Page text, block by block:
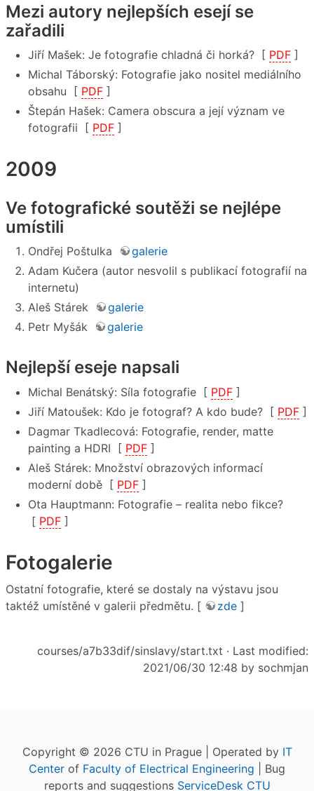
Mezi autory nejlepších esejí se
zařadili
Jiří Mašek: Je fotografie chladná či horká? [ PDF ]
Michal Táborský: Fotografie jako nositel mediálního
obsahu [ PDF ]
Štepán Hašek: Camera obscura a její význam ve
fotografii [ PDF ]
2009
Ve fotografické soutěži se nejlépe
umístili
Ondřej Poštulka
galerie
Adam Kučera (autor nesvolil s publikací fotografií na
internetu)
Aleš Stárek
galerie
Petr Myšák
galerie
Nejlepší eseje napsali
Michal Benátský: Síla fotografie [ PDF ]
Jiří Matoušek: Kdo je fotograf? A kdo bude? [ PDF ]
Dagmar Tkadlecová: Fotografie, render, matte
painting a HDRI [ PDF ]
Aleš Stárek: Množství obrazových informací
moderní době [ PDF ]
Ota Hauptmann: Fotografie – realita nebo fikce?
[ PDF ]
Fotogalerie
Ostatní fotografie, které se dostaly na výstavu jsou
taktéž umístěné v galerii předmětu. [
zde ]
courses/a7b33dif/sinslavy/start.txt · Last modified:
2021/06/30 12:48 by sochmjan
Copyright © 2026 CTU in Prague | Operated by IT
Center of Faculty of Electrical Engineering | Bug
reports and suggestions ServiceDesk CTU